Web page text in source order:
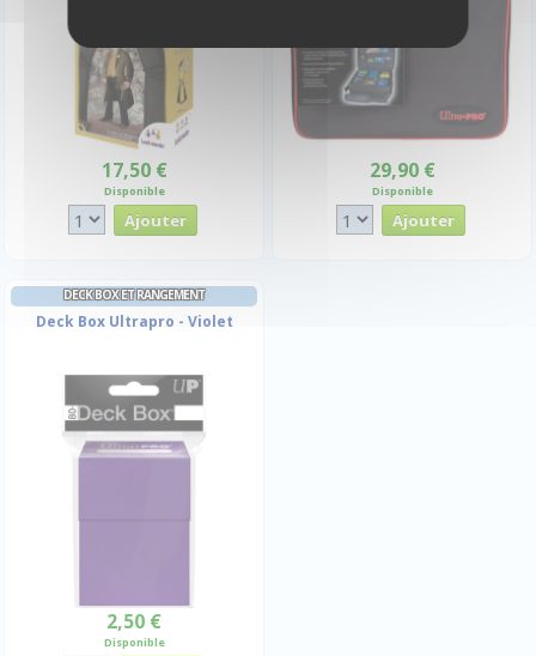
17,50 €
Disponible
29,90 €
Disponible
DECK BOX ET RANGEMENT
Deck Box Ultrapro - Violet
2,50 €
Disponible